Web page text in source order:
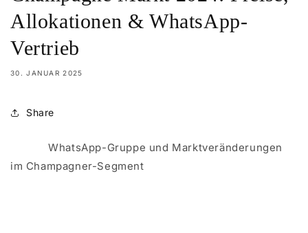
Allokationen & WhatsApp-
Vertrieb
30. JANUAR 2025
Share
WhatsApp-Gruppe und Marktveränderungen
im Champagner-Segment